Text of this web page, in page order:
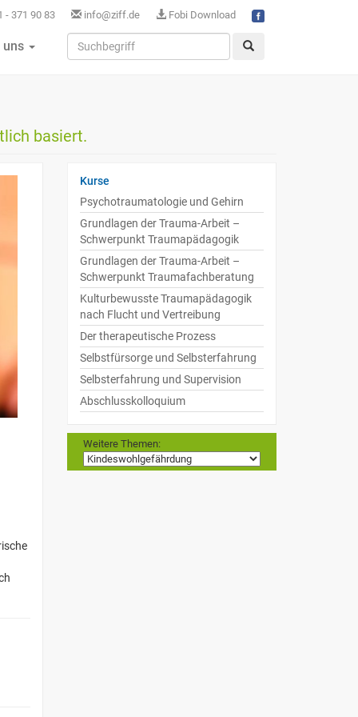
- 371 90 83 info@ziff.de Fobi Download
uns
basiert.
Kurse
Psychotraumatologie und Gehirn
Grundlagen der Trauma-Arbeit –
Schwerpunkt Traumapädagogik
Grundlagen der Trauma-Arbeit –
Schwerpunkt Traumafachberatung
Kulturbewusste Traumapädagogik
nach Flucht und Vertreibung
Der therapeutische Prozess
Selbstfürsorge und Selbsterfahrung
Selbsterfahrung und Supervision
Abschlusskolloquium
Weitere Themen: